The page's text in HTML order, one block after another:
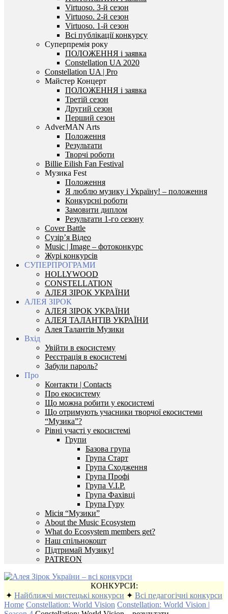
Virtuoso. 3-й сезон
Virtuoso. 2-й сезон
Virtuoso. 1-й сезон
Всі публікації конкурсу
Суперпремія року
ПОЛОЖЕННЯ і заявка
Constellation UA 2020
Constellation UA | Pro
Майстер Концерт
ПОЛОЖЕННЯ і заявка
Третій сезон
Другий сезон
Перший сезон
AdverMAN Arts
Положення
Результати
Творчі роботи
Billie Eilish Fan Festival
Музика Fest
Положення
Я люблю музику і Україну! – положення
Конкурсні роботи
Замовити диплом
Результати 1-го сезону
Cover Battle
Сузір’я Відео
Music | Image – фотоконкурс
Журі конкурсів
СУПЕРПРОГРАМИ
HOLLYWOOD
CONSTELLATION
АЛЕЯ ЗІРОК УКРАЇНИ
АЛЕЯ ЗІРОК
АЛЕЯ ЗІРОК УКРАЇНИ
АЛЕЯ ТАЛАНТІВ УКРАЇНИ
Алея Талантів Музики
Вхід
Увійти в екосистему
Реєстрація в екосистемі
Забули пароль?
Про
Контакти | Contacts
Про екосистему
Що можна робити у екосистемі
Що отримують учасники творчої екосистеми
“Музика”?
Рівні участі у екосистемі
Групи
Базова група
Група Старт
Група Сходження
Група Профі
Група V.I.P.
Група Фахівці
Група Гуру
Місія “Музики”
About the Music Ecosystem
What do Ecosystem members get?
Наш спільнокошт
Підтримай Музику!
PATREON
КОНКУРСИ:
✦ Найближчі мистецькі конкурси ✦ Всі педагогічні конкурси
Home Constellation: World Vision Constellation: World Vision |